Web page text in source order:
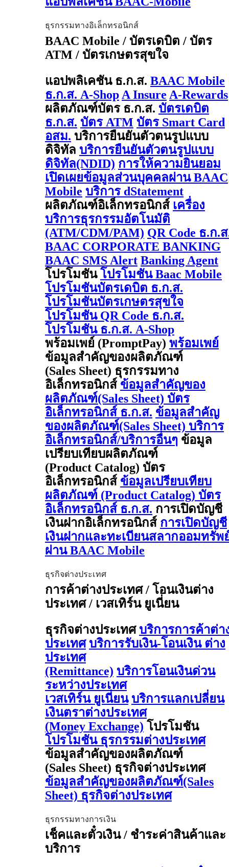
ธุรกรรมทางอิเล็กทรอนิกส์
BAAC Mobile / บัตรเดบิต / บัตร
ATM / บัตรเกษตรสุขใจ
แอปพลิเคชัน ธ.ก.ส. BAAC Mobile
ธ.ก.ส. A-Shop A Insure A-Rewards
ผลิตภัณฑ์บัตร ธ.ก.ส. บัตรเดบิต
ธ.ก.ส. บัตร ATM บัตร Smart Card
อสม. บริการยืนยันตัวตนรูปแบบ
ดิจิทัล บริการยืนยันตัวตนรูปแบบ
ดิจิทัล(NDID) การให้ความยินยอม
เปิดเผยข้อมูลส่วนบุคคลผ่าน BAAC
Mobile บริการ dStatement
ผลิตภัณฑ์อิเล็กทรอนิกส์ เครื่อง
บริการธุรกรรมอัตโนมัติ
(ATM/CDM/PAM) QR Code ธ.ก.
BAAC CORPORATE BANKING
BAAC SMS Alert Banking Agent
โปรโมชัน โปรโมชัน Baac Mobile
โปรโมชันบัตรเดบิต ธ.ก.ส.
โปรโมชันบัตรเกษตรสุขใจ
โปรโมชัน QR Code ธ.ก.ส.
โปรโมชัน ธ.ก.ส. A-Shop
พร้อมเพย์ (PromptPay) พร้อมเพย์
ข้อมูลสำคัญของผลิตภัณฑ์
(Sales Sheet) ธุรกรรมทาง
อิเล็กทรอนิกส์ ข้อมูลสำคัญของ
ผลิตภัณฑ์(Sales Sheet) บัตร
อิเล็กทรอนิกส์ ธ.ก.ส. ข้อมูลสำคัญ
ของผลิตภัณฑ์(Sales Sheet) บริการ
อิเล็กทรอนิกส์/บริการอื่นๆ ข้อมูล
เปรียบเทียบผลิตภัณฑ์
(Product Catalog) บัตร
อิเล็กทรอนิกส์ ข้อมูลเปรียบเทียบ
ผลิตภัณฑ์ (Product Catalog) บัตร
อิเล็กทรอนิกส์ ธ.ก.ส. การเปิดบัญชี
เงินฝากอิเล็กทรอนิกส์ การเปิดบัญชี
เงินฝากและทะเบียนสลากออมทรัพ
ผ่าน BAAC Mobile
ธุรกิจต่างประเทศ
การค้าต่างประเทศ / โอนเงินต่าง
ประเทศ / เวสเทิร์น ยูเนี่ยน
ธุรกิจต่างประเทศ บริการการค้าต่า
ประเทศ บริการรับเงิน-โอนเงิน ต่าง
ประเทศ
(Remittance) บริการโอนเงินด่วน
ระหว่างประเทศ
เวสเทิร์น ยูเนี่ยน บริการแลกเปลี่ยน
เงินตราต่างประเทศ
(Money Exchange) โปรโมชัน
โปรโมชัน ธุรกรรมต่างประเทศ
ข้อมูลสำคัญของผลิตภัณฑ์
(Sales Sheet) ธุรกิจต่างประเทศ
ข้อมูลสำคัญของผลิตภัณฑ์(Sales
Sheet) ธุรกิจต่างประเทศ
ธุรกรรมทางการเงิน
เช็คและตั๋วเงิน / ชำระค่าสินค้าและ
บริการ